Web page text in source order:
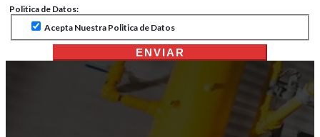
Politica de Datos:
Acepta Nuestra Politica de Datos
ENVIAR